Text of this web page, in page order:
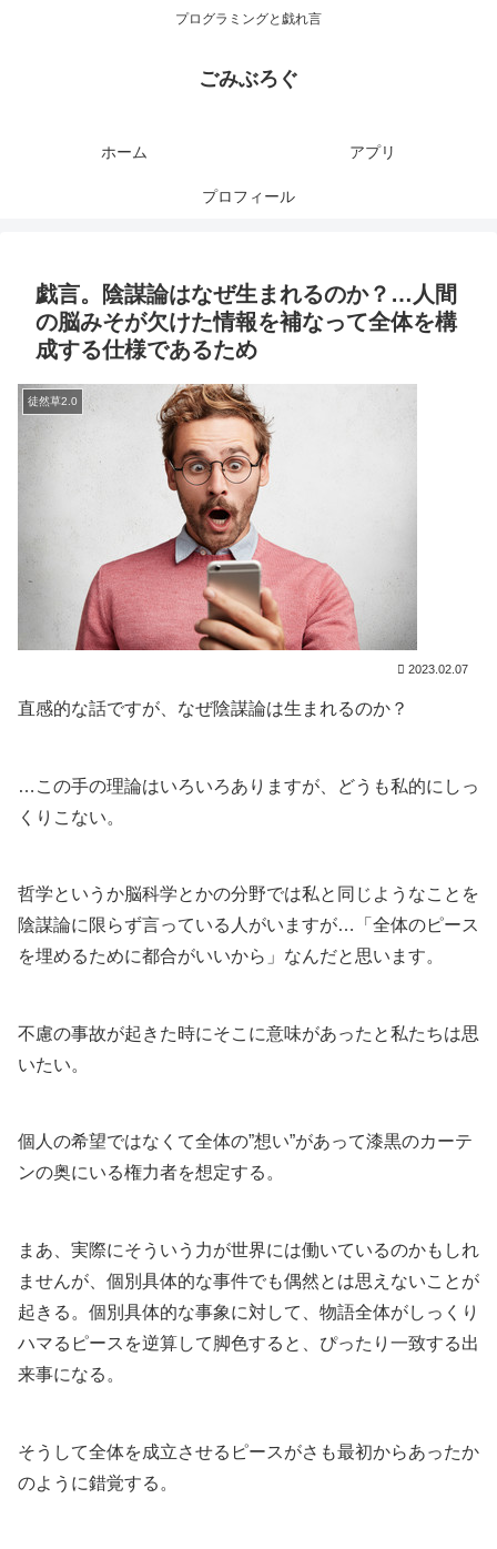
プログラミングと戯れ言
ごみぶろぐ
ホーム アプリ
プロフィール
戯言。陰謀論はなぜ生まれるのか？…人間
の脳みそが欠けた情報を補なって全体を構
成する仕様であるため
徒然草2.0
2023.02.07
直感的な話ですが、なぜ陰謀論は生まれるのか？
…この手の理論はいろいろありますが、どうも私的にしっ
くりこない。
哲学というか脳科学とかの分野では私と同じようなことを
陰謀論に限らず言っている人がいますが…「全体のピース
を埋めるために都合がいいから」なんだと思います。
不慮の事故が起きた時にそこに意味があったと私たちは思
いたい。
個人の希望ではなくて全体の”想い”があって漆黒のカーテ
ンの奥にいる権力者を想定する。
まあ、実際にそういう力が世界には働いているのかもしれ
ませんが、個別具体的な事件でも偶然とは思えないことが
起きる。個別具体的な事象に対して、物語全体がしっくり
ハマるピースを逆算して脚色すると、ぴったり一致する出
来事になる。
そうして全体を成立させるピースがさも最初からあったか
のように錯覚する。